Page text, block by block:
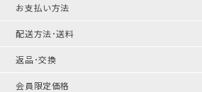
お支払い方法
配送方法･送料
返品･交換
会員限定価格